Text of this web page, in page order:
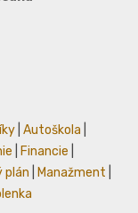
Autoškola
Financie
plán Manažment